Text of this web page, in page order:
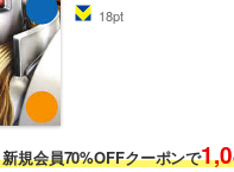
18pt
新規会員70%OFFクーポンで